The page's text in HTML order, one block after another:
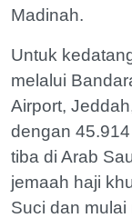
Madinah.
Untuk
melalui
Airport,
dengan
tiba di Arab
jemaah haji
Suci dan